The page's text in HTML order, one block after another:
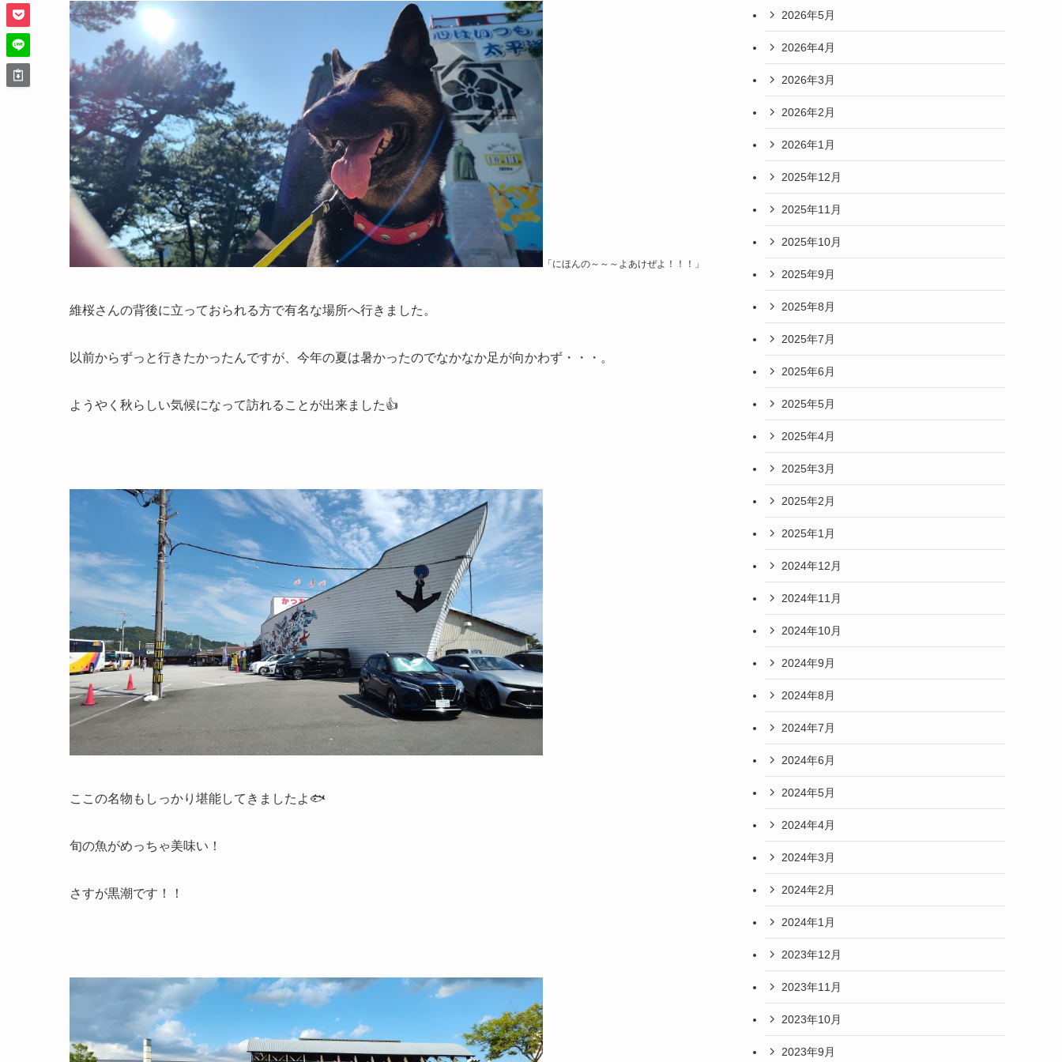
「にほんの～～～よあけぜよ！！！」
維桜さんの背後に立っておられる方で有名な場所へ行きました。
以前からずっと行きたかったんですが、今年の夏は暑かったのでなかなか足が向かわず・・・。
ようやく秋らしい気候になって訪れることが出来ました👍
ここの名物もしっかり堪能してきましたよ🐟️
旬の魚がめっちゃ美味い！
さすが黒潮です！！
2026年5月
2026年4月
2026年3月
2026年2月
2026年1月
2025年12月
2025年11月
2025年10月
2025年9月
2025年8月
2025年7月
2025年6月
2025年5月
2025年4月
2025年3月
2025年2月
2025年1月
2024年12月
2024年11月
2024年10月
2024年9月
2024年8月
2024年7月
2024年6月
2024年5月
2024年4月
2024年3月
2024年2月
2024年1月
2023年12月
2023年11月
2023年10月
2023年9月